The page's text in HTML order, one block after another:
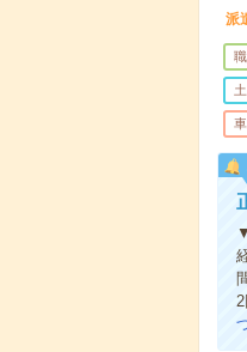
派